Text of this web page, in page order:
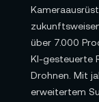
über 7.000
KI-gesteuerte
Drohnen. Mit
erweitertem